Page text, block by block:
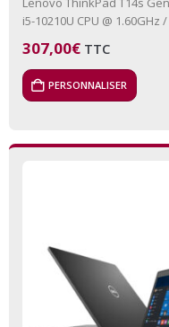
i5-10210U CPU @ 1.60GHz /
307,00€ TTC
PERSONNALISER